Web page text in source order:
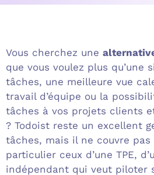
Vous cherchez une
que vous voulez plus qu’une
tâches, une meilleure vue
travail d’équipe ou la
tâches à vos projets clients
? Todoist reste un excellent
tâches, mais il ne couvre pas
particulier ceux d’une TPE,
indépendant qui veut piloter